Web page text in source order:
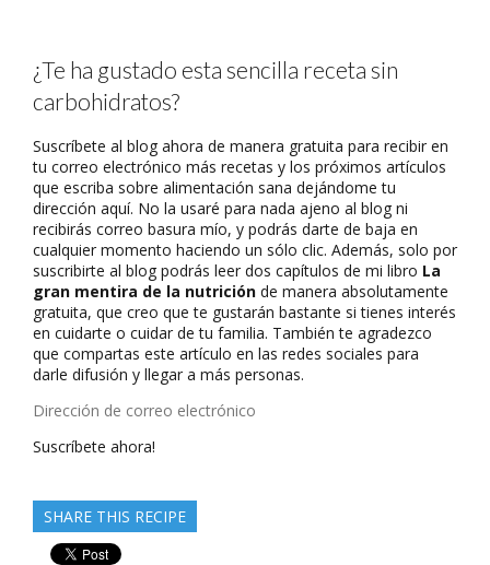
¿Te ha gustado esta sencilla receta sin
carbohidratos?
Suscríbete al blog ahora de manera gratuita para recibir en
tu correo electrónico más recetas y los próximos artículos
que escriba sobre alimentación sana dejándome tu
dirección aquí. No la usaré para nada ajeno al blog ni
recibirás correo basura mío, y podrás darte de baja en
cualquier momento haciendo un sólo clic. Además, solo por
suscribirte al blog podrás leer dos capítulos de mi libro La
gran mentira de la nutrición de manera absolutamente
gratuita, que creo que te gustarán bastante si tienes interés
en cuidarte o cuidar de tu familia. También te agradezco
que compartas este artículo en las redes sociales para
darle difusión y llegar a más personas.
Dirección
correo
Suscríbete ahora!
SHARE THIS RECIPE